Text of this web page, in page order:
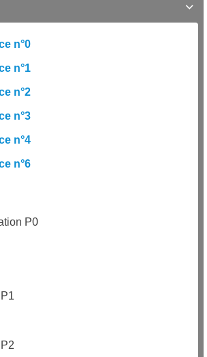

n°0
n°1
n°2
n°3
n°4
n°6
P0